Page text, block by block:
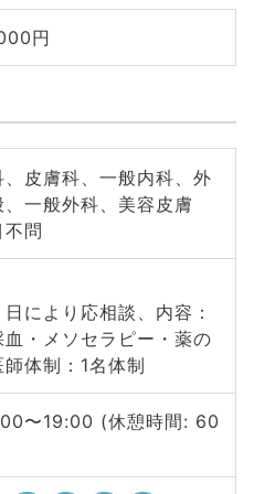
円
、皮膚科、一般内科、外
一般外科、美容皮膚
問
により応相談、内容：
血・メソセラピー・薬の
体制：1名体制
〜19:00 (休憩時間: 60